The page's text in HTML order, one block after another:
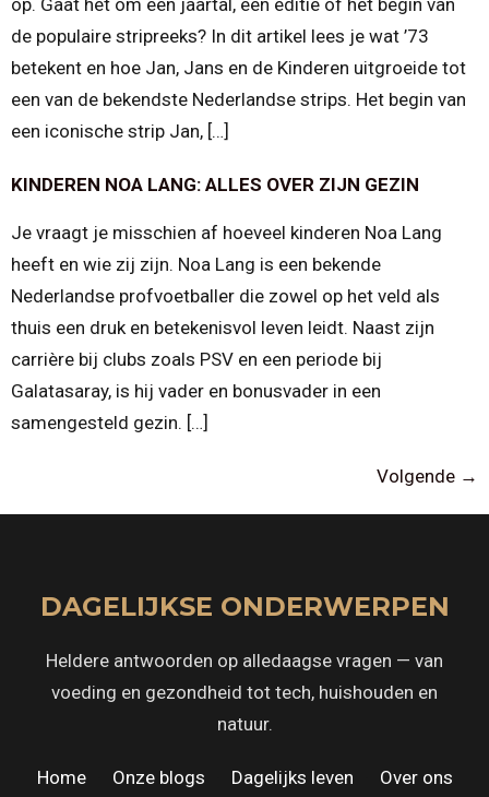
de populaire stripreeks? In dit artikel lees je wat ’73
betekent en hoe Jan, Jans en de Kinderen uitgroeide tot
een van de bekendste Nederlandse strips. Het begin van
een iconische strip Jan, […]
KINDEREN NOA LANG: ALLES OVER ZIJN GEZIN
Je vraagt je misschien af hoeveel kinderen Noa Lang
heeft en wie zij zijn. Noa Lang is een bekende
Nederlandse profvoetballer die zowel op het veld als
thuis een druk en betekenisvol leven leidt. Naast zijn
carrière bij clubs zoals PSV en een periode bij
Galatasaray, is hij vader en bonusvader in een
samengesteld gezin. […]
Volgende →
DAGELIJKSE ONDERWERPEN
Heldere antwoorden op alledaagse vragen — van
voeding en gezondheid tot tech, huishouden en
natuur.
Home Onze blogs Dagelijks leven Over ons